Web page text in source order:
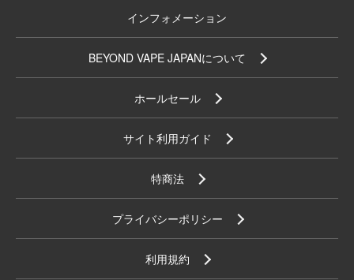
インフォメーション
BEYOND VAPE JAPANについて
ホールセール
サイト利用ガイド
特商法
プライバシーポリシー
利用規約